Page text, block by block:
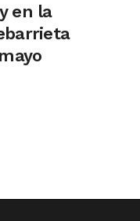
en la